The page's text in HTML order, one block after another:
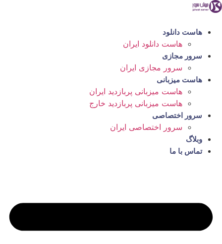
پرش
محتوا
هاست دانلود
هاست دانلود ایران
سرور مجازی
سرور مجازی ایران
هاست میزبانی
هاست میزبانی پربازدید ایران
هاست میزبانی پربازدید خارج
سرور اختصاصی
سرور اختصاصی ایران
وبلاگ
تماس با ما